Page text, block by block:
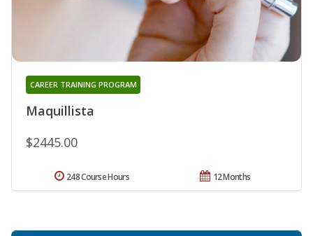
Maquillista
CAREER TRAINING PROGRAM
$2445.00
12 Months
248 Course Hours